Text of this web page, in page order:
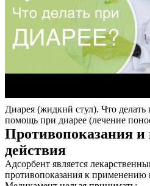
Диарея (жидкий стул). Что делать
помощь при диарее (лечение
Противопоказания и
действия
Адсорбент является
противопоказания к